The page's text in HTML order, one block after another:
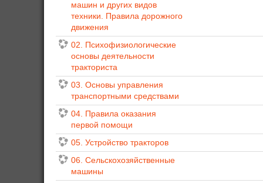
машин и других видов
техники. Правила дорожного
движения
02. Психофизиологические
основы деятельности
тракториста
03. Основы управления
транспортными средствами
04. Правила оказания
первой помощи
05. Устройство тракторов
06. Сельскохозяйственные
машины